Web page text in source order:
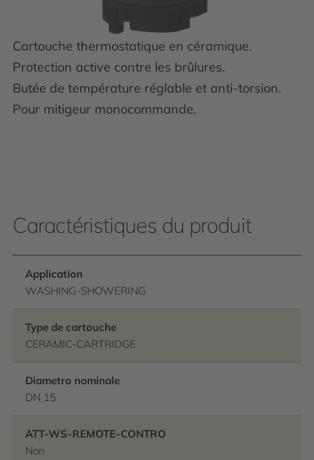
Cartouche thermostatique en céramique.
Protection active contre les brûlures.
Butée de température réglable et anti-torsion.
Pour mitigeur monocommande.
Caractéristiques du produit
Application
WASHING-SHOWERING
Type de cartouche
CERAMIC-CARTRIDGE
Diametro nominale
DN 15
ATT-WS-REMOTE-CONTRO
Non